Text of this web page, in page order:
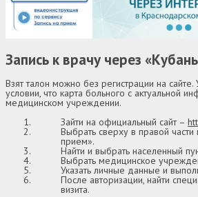
Запись к врачу через
Взят талон можно без регистрации на сайте.
условии, что карта больного с актуальной
медицинском учреждении.
Зайти на официальный сайт –
Выбрать сверху в правой части
прием».
Найти и выбрать населенный
Выбрать медицинское
Указать личные данные и
После авторизации, найти
визита.